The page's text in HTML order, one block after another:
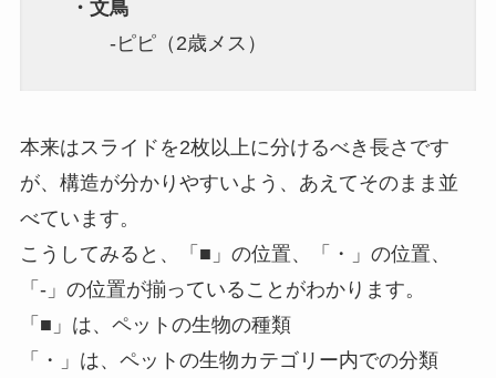
・文鳥
-ピピ（2歳メス）
本来はスライドを2枚以上に分けるべき長さです
が、構造が分かりやすいよう、あえてそのまま並
べています。
こうしてみると、「■」の位置、「・」の位置、
「-」の位置が揃っていることがわかります。
「■」は、ペットの生物の種類
「・」は、ペットの生物カテゴリー内での分類